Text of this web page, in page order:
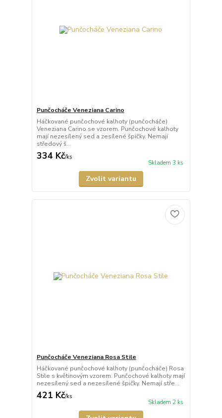
Punčocháče Veneziana Carino
Háčkované punčochové kalhoty (punčocháče)
Veneziana Carino se vzorem. Punčochové kalhoty
mají nezesílený sed a zesílené špičky. Nemají
středový š...
334 Kč/ks
Skladem 3 ks
Zvolit variantu
Punčocháče Veneziana Rosa Stile
Háčkované punčochové kalhoty (punčocháče) Rosa
Stile s květinovým vzorem. Punčochové kalhoty mají
nezesílený sed a nezesílené špičky. Nemají stře...
421 Kč/ks
Skladem 2 ks